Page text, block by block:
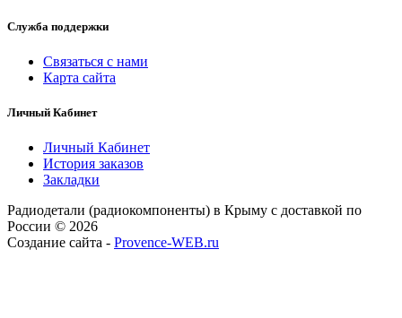
Служба поддержки
Связаться с нами
Карта сайта
Личный Кабинет
Личный Кабинет
История заказов
Закладки
Радиодетали (радиокомпоненты) в Крыму с доставкой по
России © 2026
Создание сайта - Provence-WEB.ru